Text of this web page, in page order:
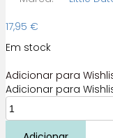
17,95 €
Em stock
Adicionar para
Adicionar para
Quantidade
de
Livro